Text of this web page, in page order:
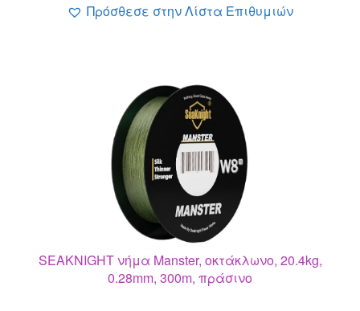
Πρόσθεσε στην Λίστα Επιθυμιών
SEAKNIGHT νήμα Manster, οκτάκλωνο, 20.4kg,
0.28mm, 300m, πράσινο